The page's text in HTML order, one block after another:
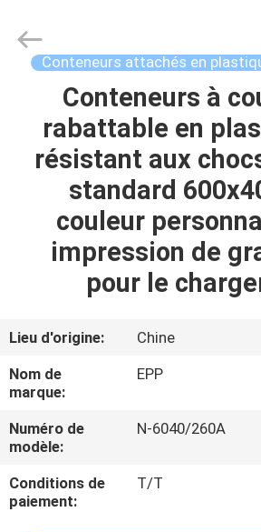
ACCUEIL
PRODUITS
PROPOS
VISITE
DE
L'USINE
CONTRÔLE
QUALITÉ
Material
Handing
Co.,Ltd..
Conteneurs attachés en
Conteneurs à
rabattable en
résistant aux
standard
couleur
impression de
pour le
Lieu d'origine:
Chine
Nom de
marque:
EPP
Numéro de
modèle:
N-6040/260A
Conditions de
paiement:
T/T